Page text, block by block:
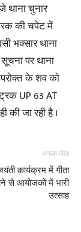
थाना चुनार
की चपेट में
भक्सार थाना
पर थाना
के शव को
UP 63 AT
की जा रही है ।
अगला लेख
कार्यक्रम में गीता
से आयोजकों में भारी
उत्साह